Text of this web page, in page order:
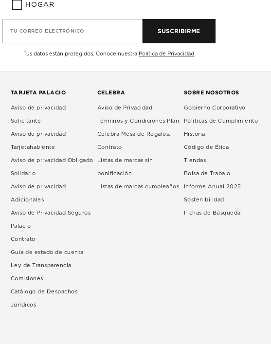
HOGAR
TU CORREO ELECTRÓNICO SUSCRIBIRME
Tus datos están protegidos. Conoce nuestra Política de Privacidad
TARJETA PALACIO
Aviso de privacidad
Solicitante
Aviso de privacidad
Tarjetahabiente
Aviso de privacidad Obligado
Solidario
Aviso de privacidad
Adicionales
Aviso de Privacidad Seguros
Palacio
Contrato
Guía de estado de cuenta
Ley de Transparencia
Comisiones
Catálogo de Despachos
Jurídicos
CELEBRA
Aviso de Privacidad
Términos y Condiciones Plan
Celebra Mesa de Regalos.
Contrato
Listas de marcas sin
bonificación
Listas de marcas cumpleaños
SOBRE NOSOTROS
Gobierno Corporativo
Políticas de Cumplimiento
Historia
Código de Ética
Tiendas
Bolsa de Trabajo
Informe Anual 2025
Sostenibilidad
Fichas de Búsqueda